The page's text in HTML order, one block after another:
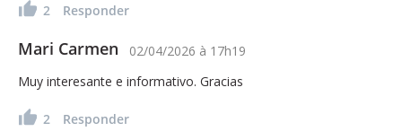
2 Responder
Mari Carmen 02/04/2026 à 17h19
Muy interesante e informativo. Gracias
2 Responder